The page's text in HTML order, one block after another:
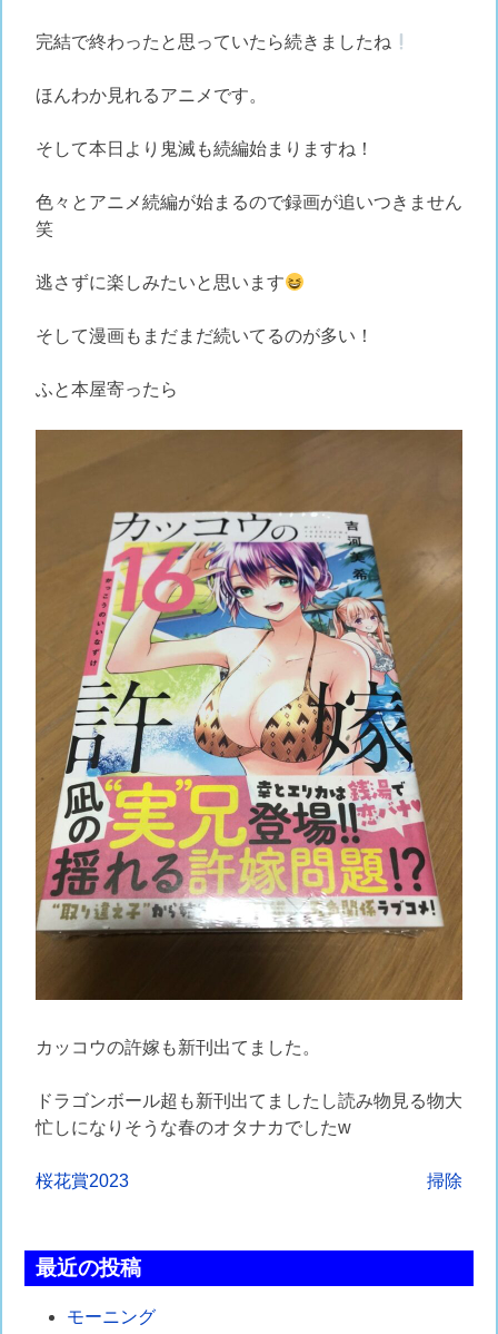
完結で終わったと思っていたら続きましたね
ほんわか見れるアニメです。
そして本日より鬼滅も続編始まりますね！
色々とアニメ続編が始まるので録画が追いつきません
笑
逃さずに楽しみたいと思います
そして漫画もまだまだ続いてるのが多い！
ふと本屋寄ったら
カッコウの許嫁も新刊出てました。
ドラゴンボール超も新刊出てましたし読み物見る物大
忙しになりそうな春のオタナカでしたw
投
ナ
桜花賞2023 掃除
最近の投稿
モーニング